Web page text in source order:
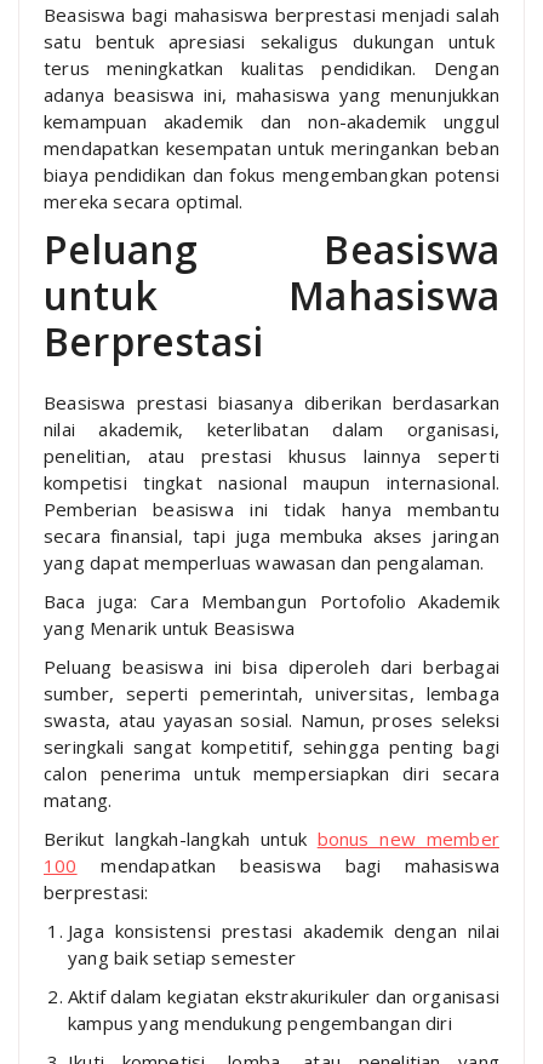
Beasiswa bagi mahasiswa berprestasi menjadi salah
satu bentuk apresiasi sekaligus dukungan untuk
terus meningkatkan kualitas pendidikan. Dengan
adanya beasiswa ini, mahasiswa yang menunjukkan
kemampuan akademik dan non-akademik unggul
mendapatkan kesempatan untuk meringankan beban
biaya pendidikan dan fokus mengembangkan potensi
mereka secara optimal.
Peluang Beasiswa
untuk Mahasiswa
Berprestasi
Beasiswa prestasi biasanya diberikan berdasarkan
nilai akademik, keterlibatan dalam organisasi,
penelitian, atau prestasi khusus lainnya seperti
kompetisi tingkat nasional maupun internasional.
Pemberian beasiswa ini tidak hanya membantu
secara finansial, tapi juga membuka akses jaringan
yang dapat memperluas wawasan dan pengalaman.
Baca juga: Cara Membangun Portofolio Akademik
yang Menarik untuk Beasiswa
Peluang beasiswa ini bisa diperoleh dari berbagai
sumber, seperti pemerintah, universitas, lembaga
swasta, atau yayasan sosial. Namun, proses seleksi
seringkali sangat kompetitif, sehingga penting bagi
calon penerima untuk mempersiapkan diri secara
matang.
Berikut langkah-langkah untuk bonus new member
100 mendapatkan beasiswa bagi mahasiswa
berprestasi:
Jaga konsistensi prestasi akademik dengan nilai
yang baik setiap semester
Aktif dalam kegiatan ekstrakurikuler dan organisasi
kampus yang mendukung pengembangan diri